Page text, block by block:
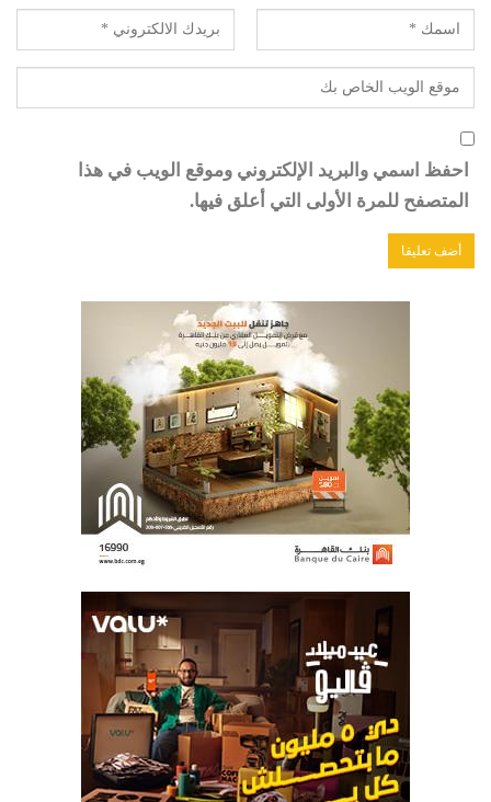
احفظ اسمي والبريد الإلكتروني وموقع الويب في هذا
المتصفح للمرة الأولى التي أعلق فيها.